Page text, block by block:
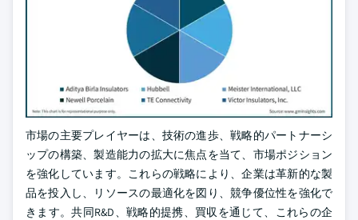
市場の主要プレイヤーは、技術の進歩、戦略的パートナーシ
ップの構築、製造能力の拡大に焦点を当て、市場ポジション
を強化しています。これらの戦略により、企業は革新的な製
品を投入し、リソースの最適化を図り、競争優位性を強化で
きます。共同R&D、戦略的提携、買収を通じて、これらの企